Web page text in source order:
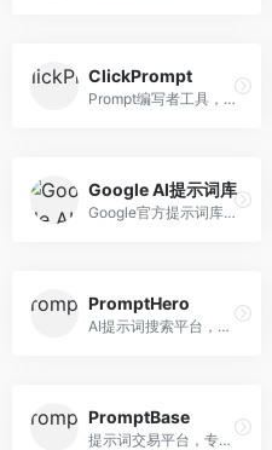
ClickPrompt
Prompt编写者工具，专注于提示词创作辅助。面向提示词创作者，提供提示词编辑、测试、分享等服务，创作工具完善。
Google AI提示词库
Google官方提示词库，专注于Gemini模型优化。面向开发者，提供官方提示词指南、最佳实践、示例代码等资源，权威性强。
PromptHero
AI提示词搜索平台，整合多种AI工具提示词资源。面向AI创作者，提供提示词搜索、模板库、社区分享等服务，提示词资源丰富。
PromptBase
提示词交易平台，专注于高质量提示词买卖。面向AI创作者，提供提示词交易、模板购买、创作者收益等服务，提示词质量高。